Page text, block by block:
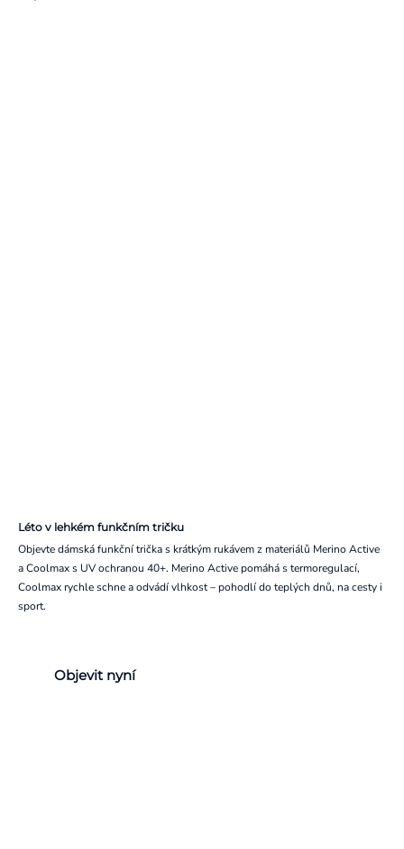
Léto v lehkém funkčním tričku
Objevte dámská funkční trička s krátkým rukávem z materiálů Merino Active
a Coolmax s UV ochranou 40+. Merino Active pomáhá s termoregulací,
Coolmax rychle schne a odvádí vlhkost – pohodlí do teplých dnů, na cesty i
sport.
Objevit nyní